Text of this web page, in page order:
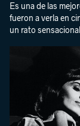
Es una de las
fueron a verla en
un rato sensacional